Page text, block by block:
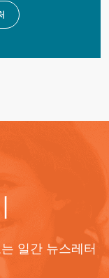
일간 뉴스레터